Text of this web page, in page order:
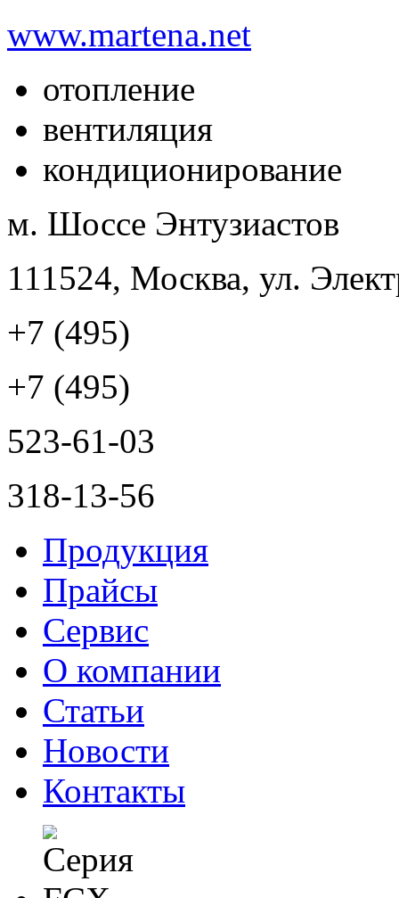
www.martena.net
отопление
вентиляция
кондиционирование
м. Шоссе Энтузиастов
111524, Москва, ул.
+7 (495)
+7 (495)
523-61-03
318-13-56
Продукция
Прайсы
Сервис
О компании
Статьи
Новости
Контакты